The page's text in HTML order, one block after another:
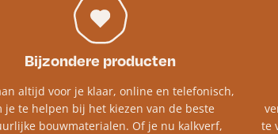
Bijzondere producten
altijd voor je klaar, online en telefonisch,
je te helpen bij het kiezen van de beste
bouwmaterialen. Of je nu kalkverf,
te